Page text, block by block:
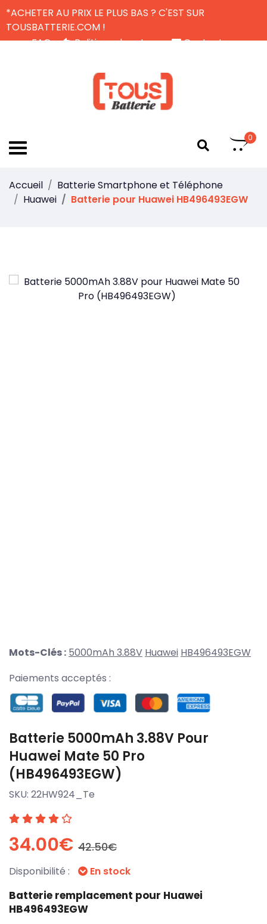
*ACHETER AU PRIX LE PLUS BAS ? C'EST SUR
TOUSBATTERIE.COM !
FAQ
Politique de retour
Contactez-nous
0
Accueil
Batterie Smartphone et Téléphone
Huawei
Batterie pour Huawei HB496493EGW
Mots-Clés : 5000mAh 3.88V Huawei HB496493EGW
Paiements acceptés :
Batterie 5000mAh 3.88V Pour
Huawei Mate 50 Pro
(HB496493EGW)
SKU: 22HW924_Te
34.00€ 42.50€
Disponibilité : En stock
Batterie remplacement pour Huawei
HB496493EGW